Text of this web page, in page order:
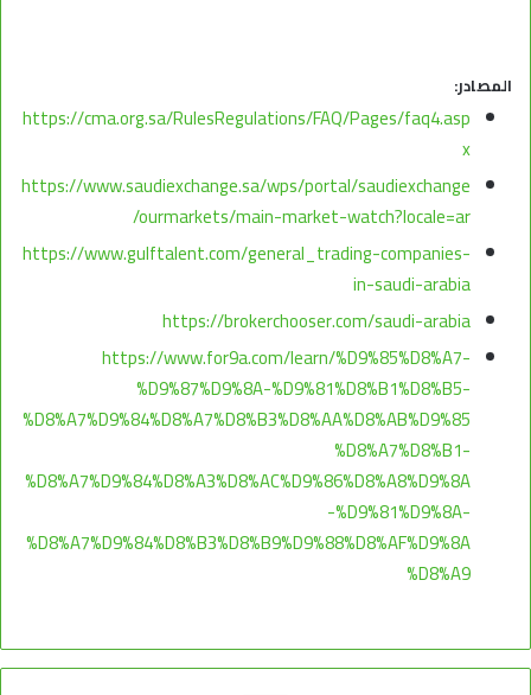
المصادر:
https://cma.org.sa/RulesRegulations/FAQ/Pages/faq4.asp
x
https://www.saudiexchange.sa/wps/portal/saudiexchange
/ourmarkets/main-market-watch?locale=ar
https://www.gulftalent.com/general_trading-companies-
in-saudi-arabia
https://brokerchooser.com/saudi-arabia
https://www.for9a.com/learn/%D9%85%D8%A7-
%D9%87%D9%8A-%D9%81%D8%B1%D8%B5-
%D8%A7%D9%84%D8%A7%D8%B3%D8%AA%D8%AB%D9%85
%D8%A7%D8%B1-
%D8%A7%D9%84%D8%A3%D8%AC%D9%86%D8%A8%D9%8A
-%D9%81%D9%8A-
%D8%A7%D9%84%D8%B3%D8%B9%D9%88%D8%AF%D9%8A
%D8%A9